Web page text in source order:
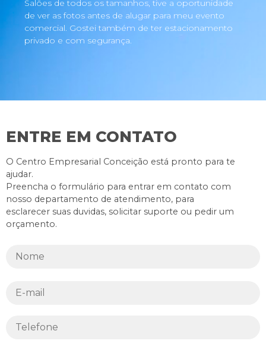
Salões de todos os tamanhos, tive a oportunidade
de ver as fotos antes de alugar para meu evento
comercial. Gostei também de ter estacionamento
privado e com segurança.
ENTRE EM CONTATO
O Centro Empresarial Conceição está pronto para te
ajudar.
Preencha o formulário para entrar em contato com
nosso departamento de atendimento, para
esclarecer suas duvidas, solicitar suporte ou pedir um
orçamento.